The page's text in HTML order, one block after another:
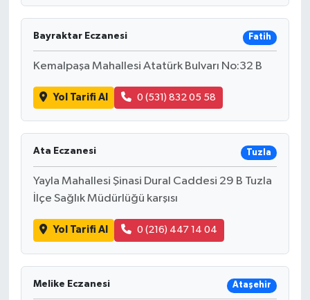
Bayraktar Eczanesi Fatih
Kemalpaşa Mahallesi Atatürk Bulvarı No:32 B
Yol Tarifi Al 0 (531) 832 05 58
Ata Eczanesi Tuzla
Yayla Mahallesi Şinasi Dural Caddesi 29 B Tuzla
İlçe Sağlık Müdürlüğü karşısı
Yol Tarifi Al 0 (216) 447 14 04
Melike Eczanesi Ataşehir
Teknoloji
Video Galeri